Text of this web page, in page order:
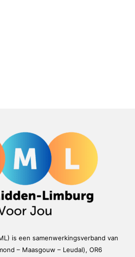
is een samenwerkingsverband van
– Maasgouw – Leudal), OR6